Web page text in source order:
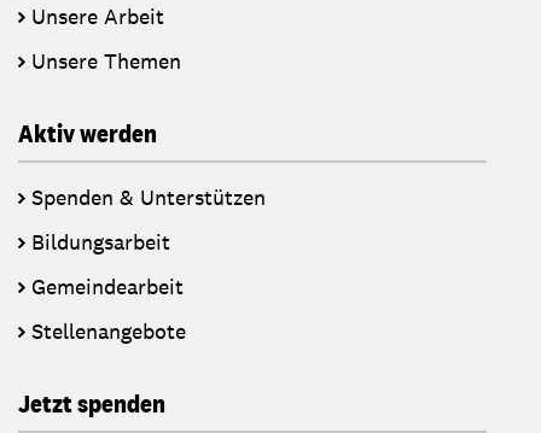
Unsere Arbeit
Unsere Themen
Aktiv werden
Spenden & Unterstützen
Bildungsarbeit
Gemeindearbeit
Stellenangebote
Jetzt spenden